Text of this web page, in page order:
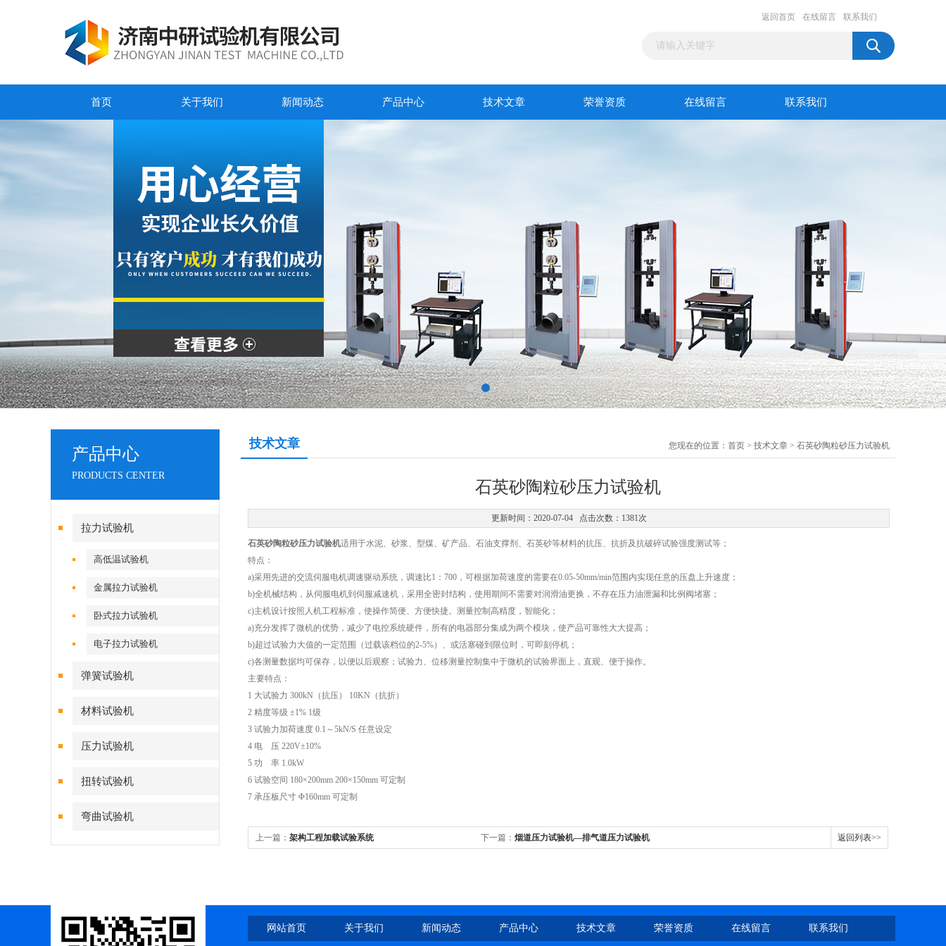
返回首页 在线留言 联系我们
首页 关于我们 新闻动态 产品中心 技术文章 荣誉资质 在线留言 联系我们
产品中心
PRODUCTS CENTER
拉力试验机
高低温试验机
金属拉力试验机
卧式拉力试验机
电子拉力试验机
弹簧试验机
材料试验机
压力试验机
扭转试验机
弯曲试验机
技术文章 您现在的位置： 首页 > 技术文章 > 石英砂陶粒砂压力试验机
石英砂陶粒砂压力试验机
更新时间：2020-07-04 点击次数：1381次
石英砂陶粒砂压力试验机适用于水泥、砂浆、型煤、矿产品、石油支撑剂、石英砂等材料的抗压、抗折及抗破碎试验强度测试等；
特点：
a)采用先进的交流伺服电机调速驱动系统，调速比1：700，可根据加荷速度的需要在0.05-50mm/min范围内实现任意的压盘上升速度；
b)全机械结构，从伺服电机到伺服减速机，采用全密封结构，使用期间不需要对润滑油更换，不存在压力油泄漏和比例阀堵塞；
c)主机设计按照人机工程标准，使操作简便、方便快捷。测量控制高精度，智能化；
a)充分发挥了微机的优势，减少了电控系统硬件，所有的电器部分集成为两个模块，使产品可靠性大大提高；
b)超过试验力大值的一定范围（过载该档位的2-5%）、或活塞碰到限位时，可即刻停机；
c)各测量数据均可保存，以便以后观察；试验力、位移测量控制集中于微机的试验界面上，直观、便于操作。
主要特点：
1 大试验力 300kN（抗压） 10KN（抗折）
2 精度等级 ±1% 1级
3 试验力加荷速度 0.1～5kN/S 任意设定
4 电 压 220V±10%
5 功 率 1.0kW
6 试验空间 180×200mm 200×150mm 可定制
7 承压板尺寸 Φ160mm 可定制
上一篇： 架构工程加载试验系统 下一篇： 烟道压力试验机—排气道压力试验机 返回列表>>
网站首页 关于我们 新闻动态 产品中心 技术文章 荣誉资质 在线留言 联系我们